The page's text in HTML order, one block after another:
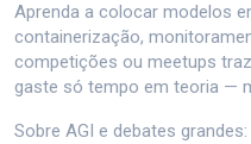
Aprenda a colocar modelos
containerização,
competições ou meetups
gaste só tempo em teoria —
Sobre AGI e debates